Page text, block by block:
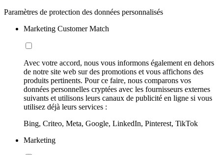
Paramètres de protection des données personnalisés
Marketing Customer Match
Avec votre accord, nous vous informons également en dehors
de notre site web sur des promotions et vous affichons des
produits pertinents. Pour ce faire, nous comparons vos
données personnelles cryptées avec les fournisseurs externes
suivants et utilisons leurs canaux de publicité en ligne si vous
utilisez déjà leurs services :
Bing, Criteo, Meta, Google, LinkedIn, Pinterest, TikTok
Marketing